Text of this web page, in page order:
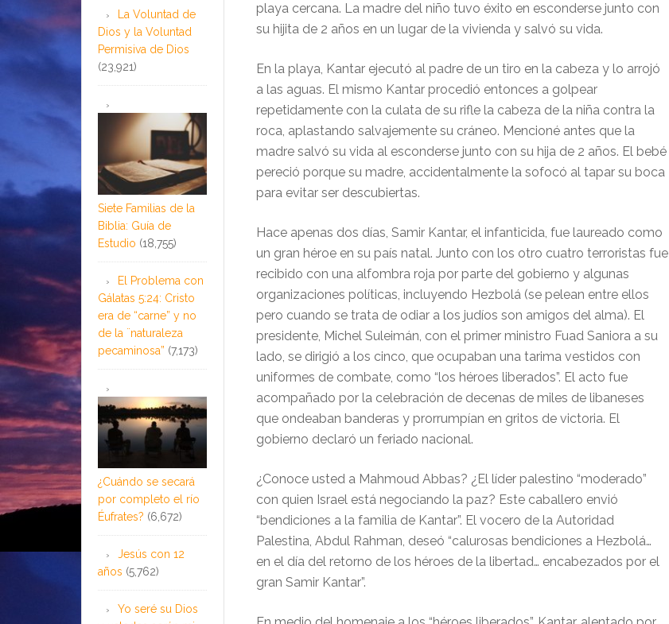
playa cercana. La madre del niño tuvo éxito en esconderse junto con
su hijita de 2 años en un lugar de la vivienda y salvó su vida.
En la playa, Kantar ejecutó al padre de un tiro en la cabeza y lo arrojó
a las aguas. El mismo Kantar procedió entonces a golpear
repetidamente con la culata de su rifle la cabeza de la niña contra la
roca, aplastando salvajemente su cráneo. Mencioné antes que la
madre salvó su vida al esconderse junto con su hija de 2 años. El bebé
pereció porque su madre, accidentalmente la sofocó al tapar su boca
para evitar ser descubiertas.
Hace apenas dos días, Samir Kantar, el infanticida, fue laureado como
un gran héroe en su país natal. Junto con los otro cuatro terroristas fue
recibido con una alfombra roja por parte del gobierno y algunas
organizaciones políticas, incluyendo Hezbolá (se pelean entre ellos
pero cuando se trata de odiar a los judíos son amigos del alma). El
presidente, Michel Suleimán, con el primer ministro Fuad Saniora a su
lado, se dirigió a los cinco, que ocupaban una tarima vestidos con
uniformes de combate, como “los héroes liberados”. El acto fue
acompañado por la celebración de decenas de miles de libaneses
que ondeaban banderas y prorrumpían en gritos de victoria. El
gobierno declaró un feriado nacional.
¿Conoce usted a Mahmoud Abbas? ¿El líder palestino “moderado”
con quien Israel está negociando la paz? Este caballero envió
“bendiciones a la familia de Kantar”. El vocero de la Autoridad
Palestina, Abdul Rahman, deseó “calurosas bendiciones a Hezbolá…
en el día del retorno de los héroes de la libertad… encabezados por el
gran Samir Kantar”.
La Voluntad de
Dios y la Voluntad
Permisiva de Dios
(23,921)
Siete Familias de la
Biblia: Guía de
Estudio (18,755)
El Problema con
Gálatas 5:24: Cristo
era de “carne” y no
de la ¨naturaleza
pecaminosa” (7,173)
¿Cuándo se secará
por completo el río
Éufrates? (6,672)
Jesús con 12
años (5,762)
Yo seré su Dios